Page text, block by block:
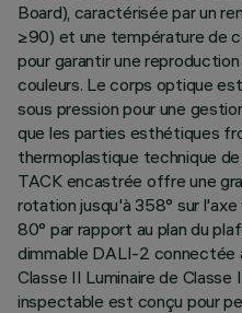
Board), caractérisée par un
≥90) et une température de
pour garantir une
couleurs. Le corps optique
sous pression pour une
que les parties esthétiques
thermoplastique technique
TACK encastrée offre une
rotation jusqu'à 358° sur
80° par rapport au plan du
dimmable DALI-2 connectée
Classe II Luminaire de
inspectable est conçu pour